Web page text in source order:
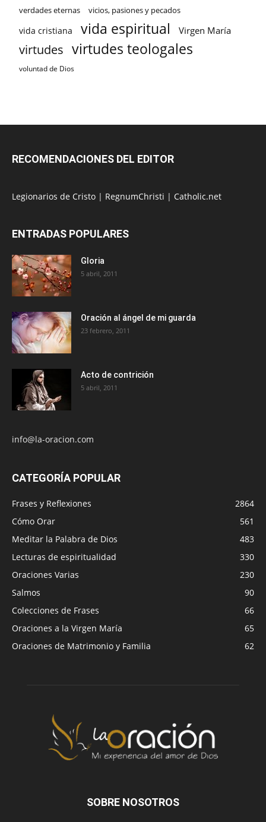
verdades eternas vicios, pasiones y pecados
vida cristiana vida espiritual Virgen María
virtudes virtudes teologales
voluntad de Dios
RECOMENDACIONES DEL EDITOR
Legionarios de Cristo | RegnumChristi | Catholic.net
ENTRADAS POPULARES
Gloria
5 abril, 2011
Oración al ángel de mi guarda
23 febrero, 2011
Acto de contrición
5 abril, 2011
info@la-oracion.com
CATEGORÍA POPULAR
Frases y Reflexiones
2864
Cómo Orar
561
Meditar la Palabra de Dios
483
Lecturas de espiritualidad
330
Oraciones Varias
230
Salmos
90
Colecciones de Frases
66
Oraciones a la Virgen María
65
Oraciones de Matrimonio y Familia
62
SOBRE NOSOTROS